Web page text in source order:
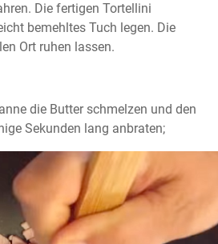
Die fertigen Tortellini
bemehltes Tuch legen. Die
Ort ruhen lassen.
die Butter schmelzen und den
Sekunden lang anbraten;